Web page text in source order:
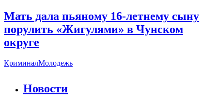
Мать дала пьяному 16-летнему сыну
порулить «Жигулями» в Чунском
округе
КриминалМолодежь
Новости